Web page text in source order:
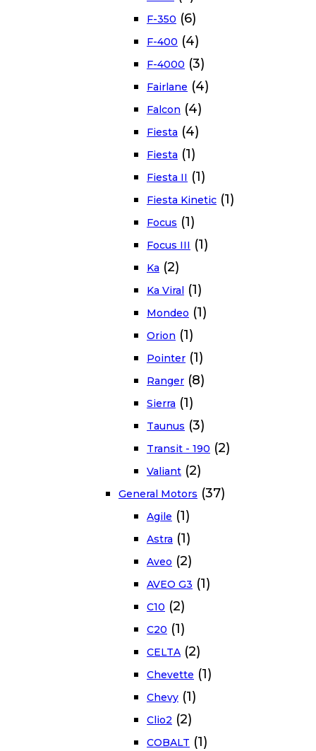
F-350 (6)
F-400 (4)
F-4000 (3)
Fairlane (4)
Falcon (4)
Fiesta (4)
Fiesta (1)
Fiesta II (1)
Fiesta Kinetic (1)
Focus (1)
Focus III (1)
Ka (2)
Ka Viral (1)
Mondeo (1)
Orion (1)
Pointer (1)
Ranger (8)
Sierra (1)
Taunus (3)
Transit - 190 (2)
Valiant (2)
General Motors (37)
Agile (1)
Astra (1)
Aveo (2)
AVEO G3 (1)
C10 (2)
C20 (1)
CELTA (2)
Chevette (1)
Chevy (1)
Clio2 (2)
COBALT (1)